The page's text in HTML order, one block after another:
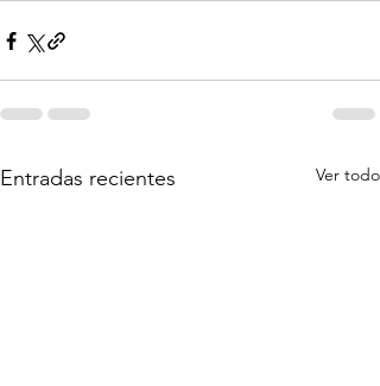
Entradas recientes Ver todo